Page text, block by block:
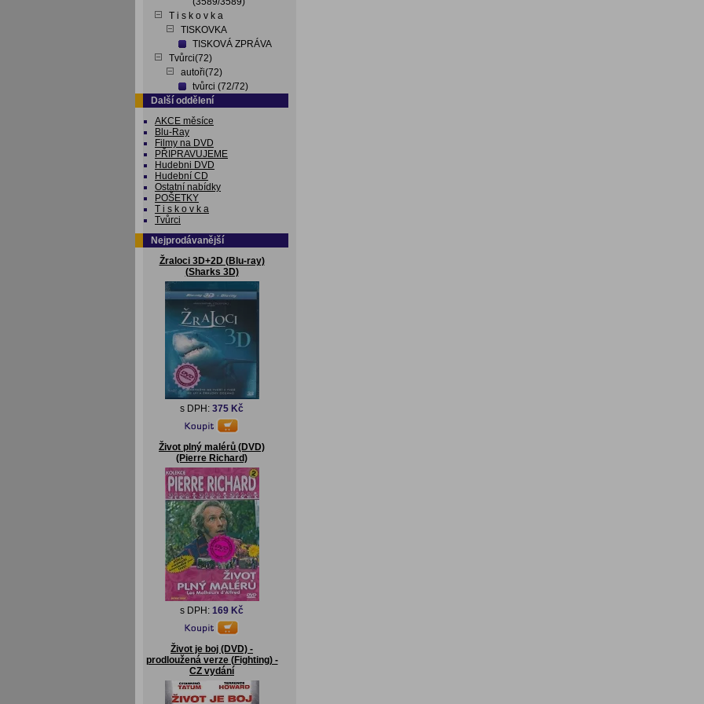
T i s k o v k a
TISKOVKA
TISKOVÁ ZPRÁVA
Tvůrci(72)
autoři(72)
tvůrci (72/72)
Další oddělení
AKCE měsíce
Blu-Ray
Filmy na DVD
PŘIPRAVUJEME
Hudebni DVD
Hudební CD
Ostatní nabídky
POŠETKY
T i s k o v k a
Tvůrci
Nejprodávanější
Žraloci 3D+2D (Blu-ray)
(Sharks 3D)
s DPH: 375 Kč
Život plný malérů (DVD)
(Pierre Richard)
s DPH: 169 Kč
Život je boj (DVD) -
prodloužená verze (Fighting) -
CZ vydání